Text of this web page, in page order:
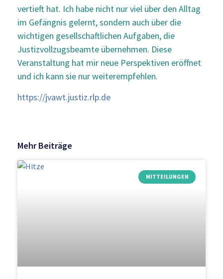
vertieft hat. Ich habe nicht nur viel über den Alltag
im Gefängnis gelernt, sondern auch über die
wichtigen gesellschaftlichen Aufgaben, die
Justizvollzugsbeamte übernehmen. Diese
Veranstaltung hat mir neue Perspektiven eröffnet
und ich kann sie nur weiterempfehlen.
https://jvawt.justiz.rlp.de
Mehr Beiträge
MITTEILUNGEN